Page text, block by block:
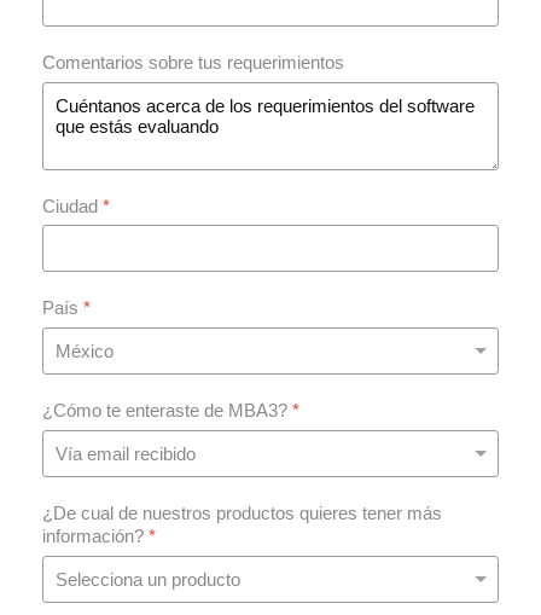
Comentarios sobre tus requerimientos
Ciudad *
País *
¿Cómo te enteraste de MBA3? *
¿De cual de nuestros productos quieres tener más
información? *